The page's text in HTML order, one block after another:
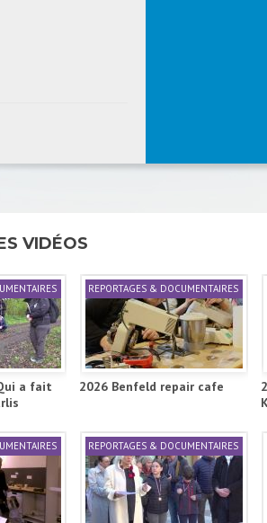
VIDÉOS
a fait
REPORTAGES & DOCUMENTAIRES
2026 Benfeld repair cafe
REPORTAGES & DOCUMENTAIRES